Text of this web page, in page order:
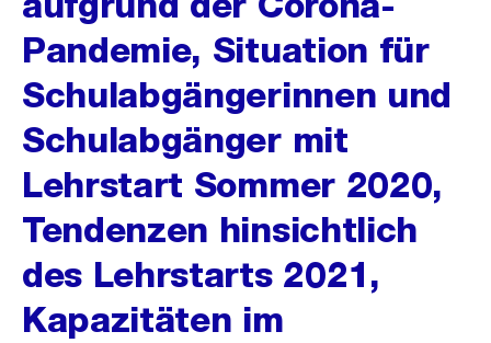
Pandemie, Situation für
Schulabgängerinnen und
Schulabgänger mit
Lehrstart Sommer 2020,
Tendenzen hinsichtlich
des Lehrstarts 2021,
Kapazitäten im